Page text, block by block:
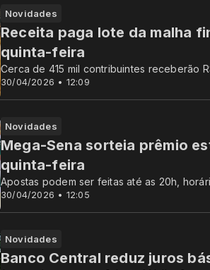
Novidades
30/04/2026 • 12:09
Receita paga lote da malha
quinta-feira
Cerca de 415 mil contribuintes receberão
Novidades
30/04/2026 • 12:05
Mega-Sena sorteia prêmio
quinta-feira
Apostas podem ser feitas até as 20h,
Novidades
Banco Central reduz juros